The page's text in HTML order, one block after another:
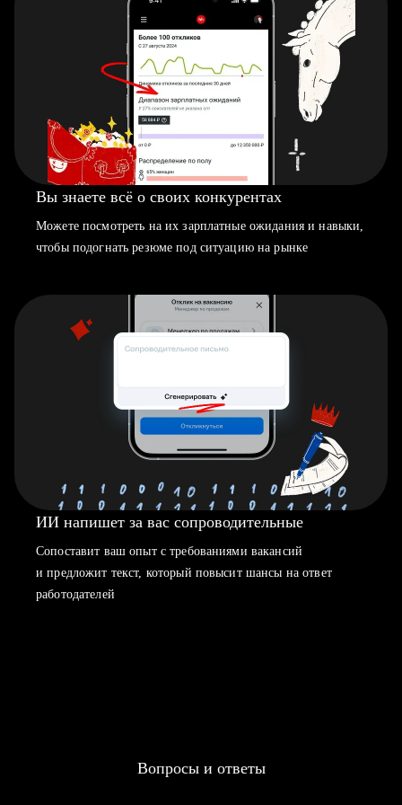
Вы знаете всё о своих конкурентах
Можете посмотреть на их зарплатные ожидания и навыки,
чтобы подогнать резюме под ситуацию на рынке
ИИ напишет за вас сопроводительные
Сопоставит ваш опыт с требованиями вакансий
и предложит текст, который повысит шансы на ответ
работодателей
Вопросы и ответы